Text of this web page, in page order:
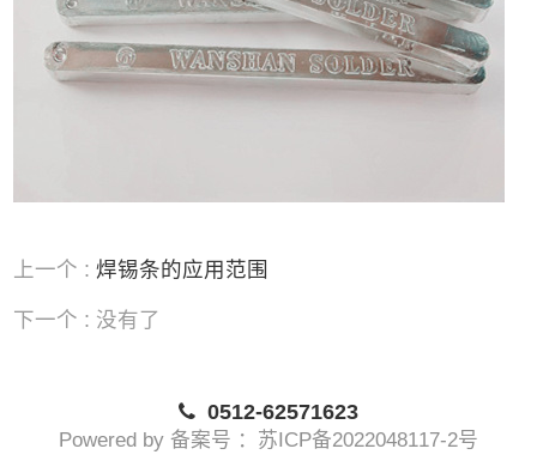
上一个 :​焊锡条的应用范围
下一个 : 没有了
0512-62571623
Powered by 备案号 ：苏ICP备2022048117-2号